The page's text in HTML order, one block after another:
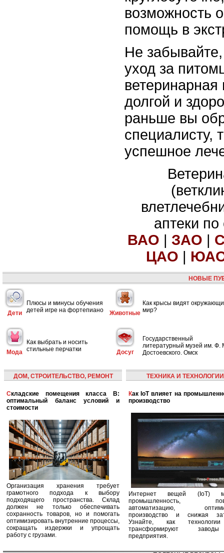
возможность
помощь в
Не
уход за
долгой и
раньше вы
успешное
аптеки
ВАО | ЗАО |
ЦАО |
НОВЫЕ
Дети
Плюсы и минусы обучения
детей игре на фортепиано
Животные
Как крысы видят
мир?
Мода
Как выбрать и носить
стильные перчатки
Досуг
Государственный
литературный музей им. Ф.
Достоевского. Омск
ДОМ, СТРОИТЕЛЬСТВО, РЕМОНТ
Складские помещения класса B:
оптимальный баланс условий и
стоимости
Организация хранения требует
грамотного подхода к выбору
подходящего пространства. Склад
должен не только обеспечивать
сохранность товаров, но и помогать
оптимизировать внутренние процессы,
сокращать издержки и упрощать
работу с грузами.
ТЕХНИКА И ТЕХНОЛОГИИ
Как IoT влияет на промышленность и
производство
Интернет вещей (IoT)
промышленность,
автоматизацию,
производство и снижая
Узнайте, как
трансформируют
предприятия.